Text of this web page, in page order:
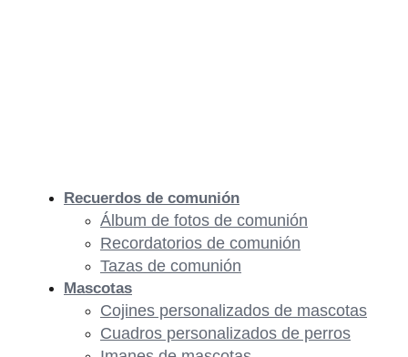
Recuerdos de comunión
Álbum de fotos de comunión
Recordatorios de comunión
Tazas de comunión
Mascotas
Cojines personalizados de mascotas
Cuadros personalizados de perros